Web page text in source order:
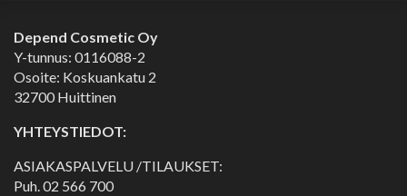
Depend Cosmetic Oy
Y-tunnus: 0116088-2
Osoite: Koskuankatu 2
32700 Huittinen
YHTEYSTIEDOT:
ASIAKASPALVELU /TILAUKSET:
Puh.02 566 700